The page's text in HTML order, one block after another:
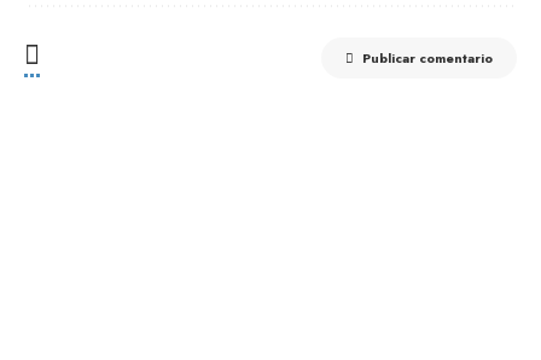
Publicar comentario